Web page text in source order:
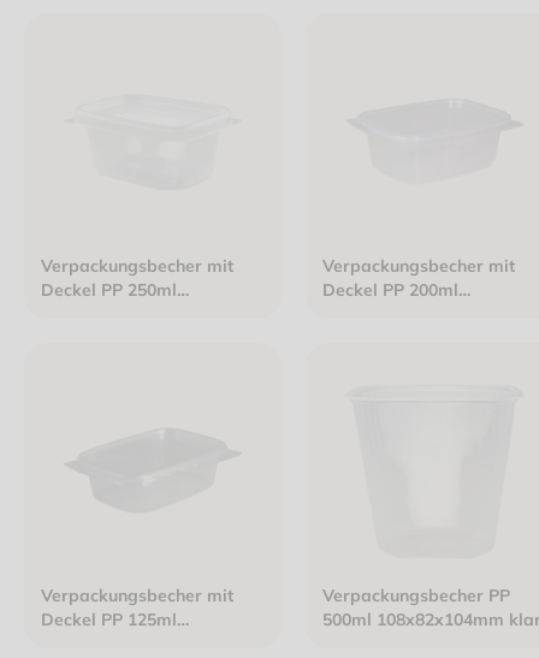
Verpackungsbecher mit
Deckel PP 250ml
Verpackungsbecher mit
Deckel PP 200ml
Verpackungsbecher mit
Deckel PP 125ml
Verpackungsbecher PP
500ml 108x82x104mm